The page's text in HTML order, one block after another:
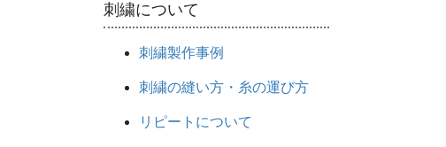
刺繍について
刺繍製作事例
刺繍の縫い方・糸の運び方
リピートについて